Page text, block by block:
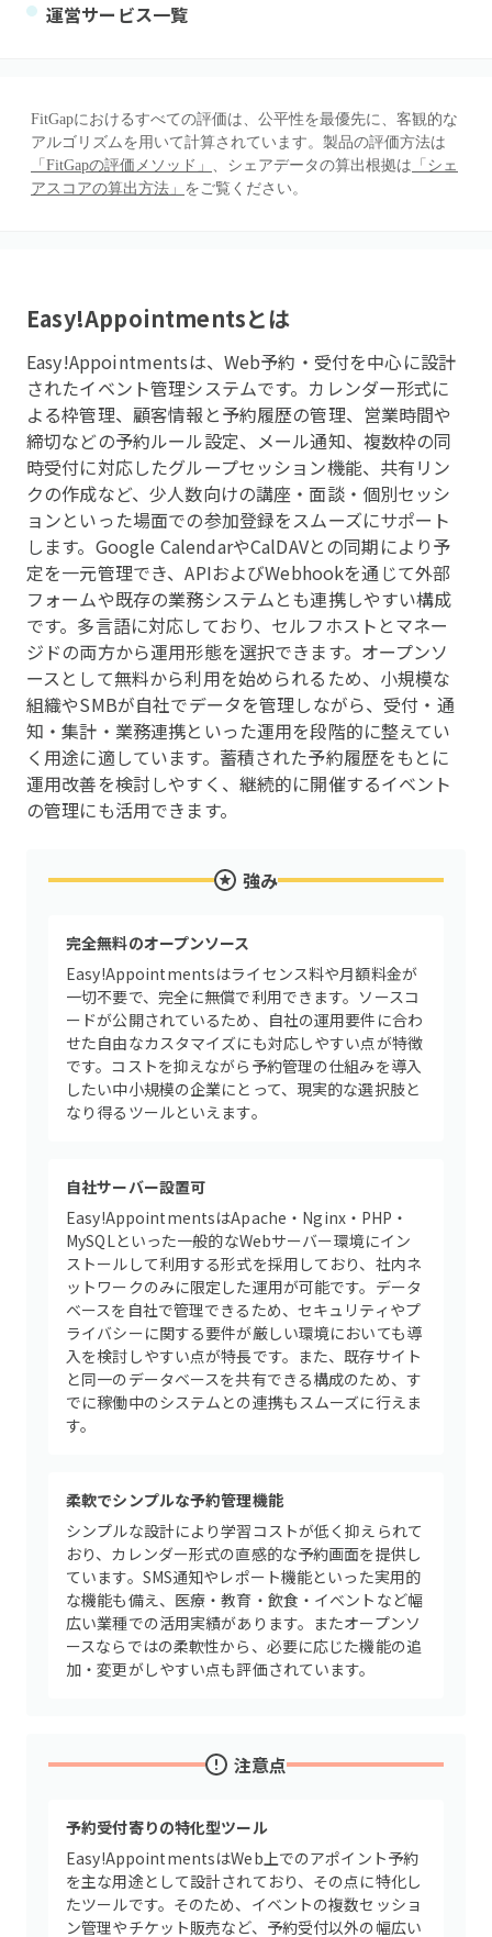
運営サービス一覧
FitGapにおけるすべての評価は、公平性を最優先に、客観的な
アルゴリズムを用いて計算されています。製品の評価方法は
「FitGapの評価メソッド」 、シェアデータの算出根拠は 「シェ
アスコアの算出方法」 をご覧ください。
Easy!Appointmentsとは
Easy!Appointmentsは、Web予約・受付を中心に設計
されたイベント管理システムです。カレンダー形式に
よる枠管理、顧客情報と予約履歴の管理、営業時間や
締切などの予約ルール設定、メール通知、複数枠の同
時受付に対応したグループセッション機能、共有リン
クの作成など、少人数向けの講座・面談・個別セッシ
ョンといった場面での参加登録をスムーズにサポート
します。Google CalendarやCalDAVとの同期により予
定を一元管理でき、APIおよびWebhookを通じて外部
フォームや既存の業務システムとも連携しやすい構成
です。多言語に対応しており、セルフホストとマネー
ジドの両方から運用形態を選択できます。オープンソ
ースとして無料から利用を始められるため、小規模な
組織やSMBが自社でデータを管理しながら、受付・通
知・集計・業務連携といった運用を段階的に整えてい
く用途に適しています。蓄積された予約履歴をもとに
運用改善を検討しやすく、継続的に開催するイベント
の管理にも活用できます。
強み
完全無料のオープンソース
Easy!Appointmentsはライセンス料や月額料金が
一切不要で、完全に無償で利用できます。ソースコ
ードが公開されているため、自社の運用要件に合わ
せた自由なカスタマイズにも対応しやすい点が特徴
です。コストを抑えながら予約管理の仕組みを導入
したい中小規模の企業にとって、現実的な選択肢と
なり得るツールといえます。
自社サーバー設置可
Easy!AppointmentsはApache・Nginx・PHP・
MySQLといった一般的なWebサーバー環境にイン
ストールして利用する形式を採用しており、社内ネ
ットワークのみに限定した運用が可能です。データ
ベースを自社で管理できるため、セキュリティやプ
ライバシーに関する要件が厳しい環境においても導
入を検討しやすい点が特長です。また、既存サイト
と同一のデータベースを共有できる構成のため、す
でに稼働中のシステムとの連携もスムーズに行えま
す。
柔軟でシンプルな予約管理機能
シンプルな設計により学習コストが低く抑えられて
おり、カレンダー形式の直感的な予約画面を提供し
ています。SMS通知やレポート機能といった実用的
な機能も備え、医療・教育・飲食・イベントなど幅
広い業種での活用実績があります。またオープンソ
ースならではの柔軟性から、必要に応じた機能の追
加・変更がしやすい点も評価されています。
注意点
予約受付寄りの特化型ツール
Easy!AppointmentsはWeb上でのアポイント予約
を主な用途として設計されており、その点に特化し
たツールです。そのため、イベントの複数セッショ
ン管理やチケット販売など、予約受付以外の幅広い